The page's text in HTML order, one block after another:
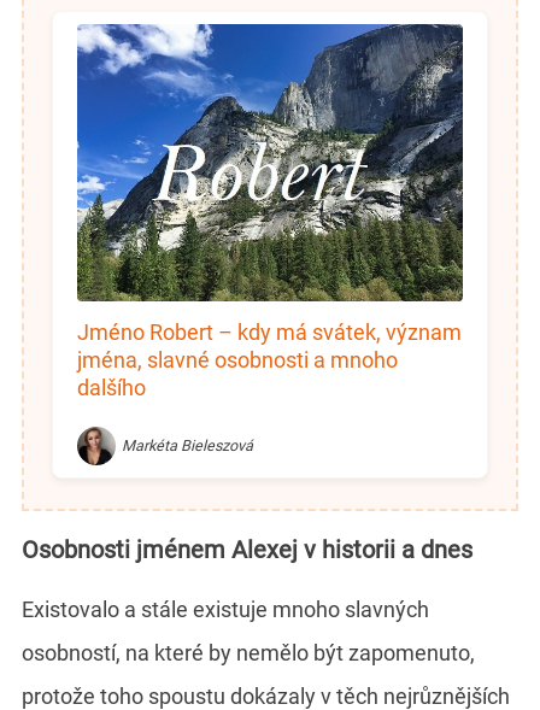
Jméno Robert – kdy má svátek, význam
jména, slavné osobnosti a mnoho
dalšího
Markéta Bieleszová
Osobnosti jménem Alexej v historii a dnes
Existovalo a stále existuje mnoho slavných
osobností, na které by nemělo být zapomenuto,
protože toho spoustu dokázaly v těch nejrůznějších